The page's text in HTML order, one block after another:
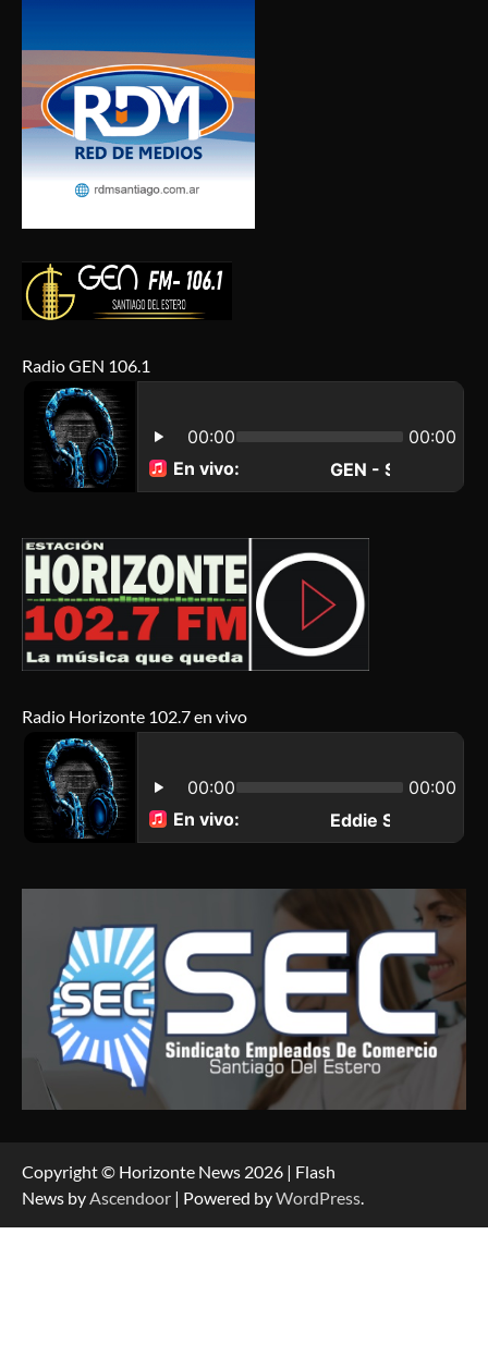
Radio GEN 106.1
Radio Horizonte 102.7 en vivo
Copyright © Horizonte News 2026 | Flash
News byAscendoor | Powered byWordPress.